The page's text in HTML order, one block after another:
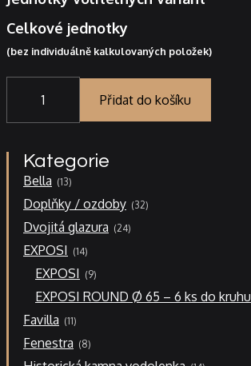
Celkové jednotky
(bez individuálně kalkulovaných položek)
záklopná
závěr
záklopu
r6b
množství
Přidat do košíku
Kategorie
Bella 1313
produktů
Doplňky / ozdoby 3232
produktů
Dvojitá glazura 2424
produktů
EXPOSI 1414
produktů
EXPOSI 99
produktů
EXPOSI ROUND Ø 65 – 6 ks do kruhu
Favilla 1111
produktů
Fenestra 88
produktů
14